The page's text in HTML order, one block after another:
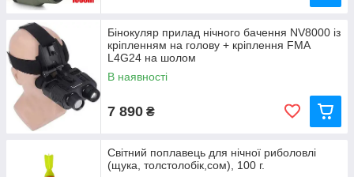
Бінокуляр прилад нічного бачення NV8000 із
кріпленням на голову + кріплення FMA
L4G24 на шолом
В наявності
7 890 ₴
Світний поплавець для нічної риболовлі
(щука, толстолобік,сом), 100 г.